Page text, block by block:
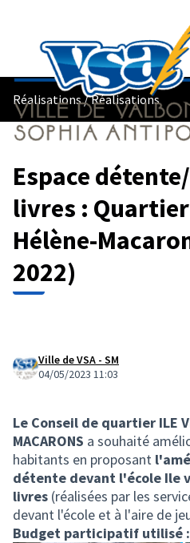
Réalisations/Réalisations
Espace
livres :
Hélène-
2022)
Ville de VSA - SM
04/05/2023 11:03
Le Conseil de quartier ILE
MACARONS a souhaité
habitants en proposant
détente devant l'école Ile
livres (réalisées par les
devant l'école et à l'aire de
Budget participatif utilisé :